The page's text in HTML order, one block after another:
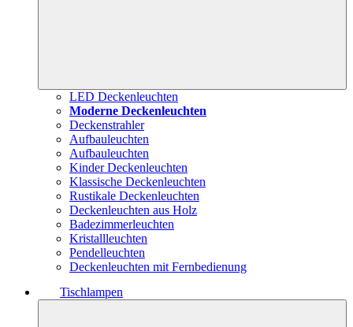
LED Deckenleuchten
Moderne Deckenleuchten
Deckenstrahler
Aufbauleuchten
Aufbauleuchten
Kinder Deckenleuchten
Klassische Deckenleuchten
Rustikale Deckenleuchten
Deckenleuchten aus Holz
Badezimmerleuchten
Kristallleuchten
Pendelleuchten
Deckenleuchten mit Fernbedienung
Tischlampen